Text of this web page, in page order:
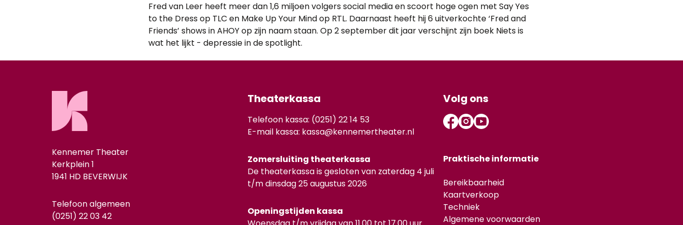
Fred van Leer heeft meer dan 1,6 miljoen volgers social media en scoort hoge ogen met Say Yes
to the Dress op TLC en Make Up Your Mind op RTL. Daarnaast heeft hij 6 uitverkochte ‘Fred and
Friends’ shows in AHOY op zijn naam staan. Op 2 september dit jaar verschijnt zijn boek Niets is
wat het lijkt - depressie in de spotlight.
Kennemer Theater
Kerkplein 1
1941 HD BEVERWIJK
Telefoon algemeen
(0251) 22 03 42
Theaterkassa
Telefoon kassa: (0251) 22 14 53
E-mail kassa: kassa@kennemertheater.nl
Zomersluiting theaterkassa
De theaterkassa is gesloten van zaterdag 4 juli
t/m dinsdag 25 augustus 2026
Openingstijden kassa
Volg ons
Praktische informatie
Bereikbaarheid
Kaartverkoop
Techniek
Algemene voorwaarden